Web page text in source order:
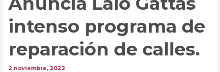
intenso programa de
reparación de calles.
2 noviembre, 2022